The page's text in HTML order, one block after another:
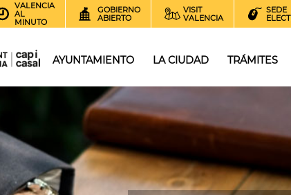
VALENCIA
AL
MINUTO
GOBIERNO
ABIERTO
VISIT
VALENCIA
SEDE
AYUNTAMIENTO LA CIUDAD TRÁMITES